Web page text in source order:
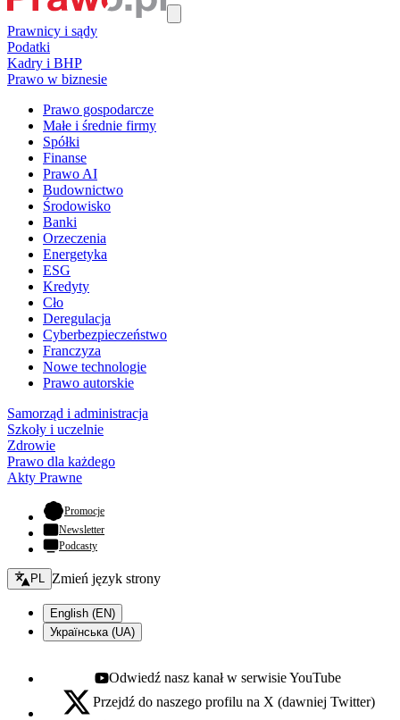
Prawnicy i sądy
Podatki
Kadry i BHP
Prawo w biznesie
Prawo gospodarcze
Małe i średnie firmy
Spółki
Finanse
Prawo AI
Budownictwo
Środowisko
Banki
Orzeczenia
Energetyka
ESG
Kredyty
Cło
Deregulacja
Cyberbezpieczeństwo
Franczyza
Nowe technologie
Prawo autorskie
Samorząd i administracja
Szkoły i uczelnie
Zdrowie
Prawo dla każdego
Akty Prawne
Promocje- otwiera się w nowej karcie
Newsletter
Podcasty
Zmień język - bieżący:
PL Zmień język strony
English (EN)
Українська (UA)
Youtube - otwiera się w nowej karcie
Odwiedź nasz kanał w serwisie YouTube
X - otwiera się w nowej karcie
Przejdź do naszego profilu na X (dawniej Twitter)